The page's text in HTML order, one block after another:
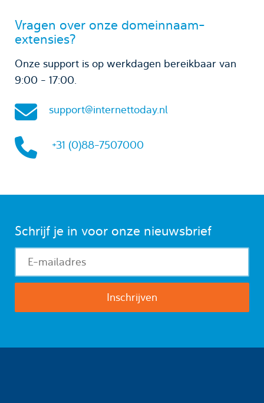
Vragen over onze domeinnaam-
extensies?
Onze support is op werkdagen bereikbaar van
9:00 - 17:00.
support@internettoday.nl
+31 (0)88-7507000
Schrijf je in voor onze nieuwsbrief